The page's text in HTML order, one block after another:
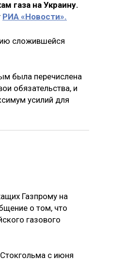
газа на Украину.
РИА «Новости».
сложившейся
была перечислена
обязательства, и
усилий для
Газпрому на
о том, что
газового
с июня